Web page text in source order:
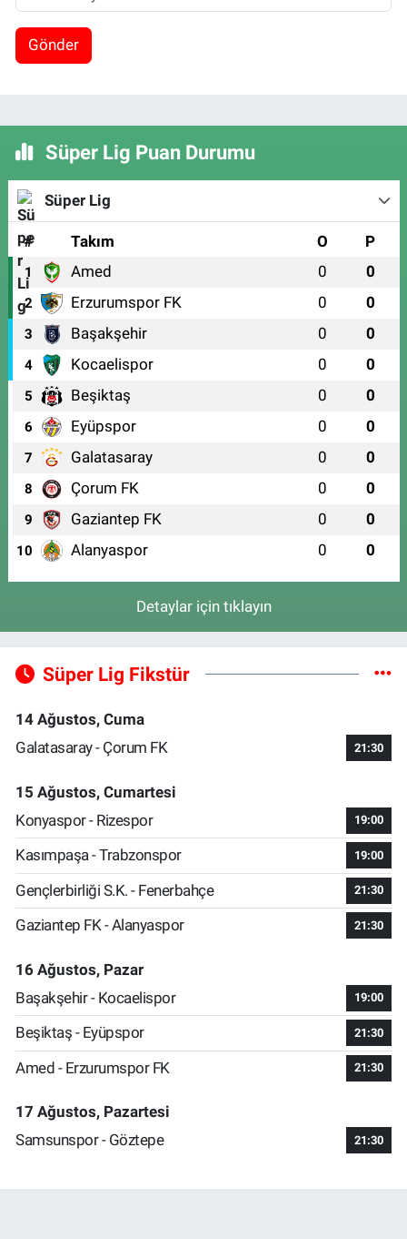
Gönder
Süper Lig Puan Durumu
Süper Lig
# Takım O P
1 Amed 0 0
2 Erzurumspor FK 0 0
3 Başakşehir 0 0
4 Kocaelispor 0 0
5 Beşiktaş 0 0
6 Eyüpspor 0 0
7 Galatasaray 0 0
8 Çorum FK 0 0
9 Gaziantep FK 0 0
10 Alanyaspor 0 0
Detaylar için tıklayın
Süper Lig Fikstür
14 Ağustos, Cuma
Galatasaray - Çorum FK
21:30
15 Ağustos, Cumartesi
Konyaspor - Rizespor
19:00
Kasımpaşa - Trabzonspor 19:00
Gençlerbirliği S.K. - Fenerbahçe 21:30
Gaziantep FK - Alanyaspor 21:30
16 Ağustos, Pazar
Başakşehir - Kocaelispor
19:00
Beşiktaş - Eyüpspor 21:30
Amed - Erzurumspor FK 21:30
17 Ağustos, Pazartesi
Samsunspor - Göztepe
21:30